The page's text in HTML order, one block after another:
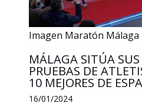
Imagen Maratón Málaga
MÁLAGA SITÚA SUS
PRUEBAS DE
10 MEJORES DE
16/01/2024